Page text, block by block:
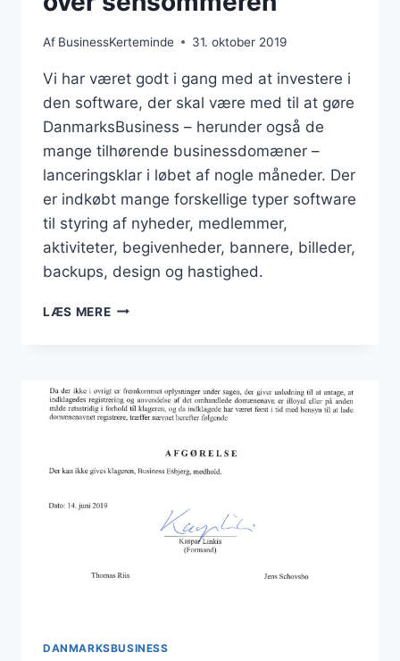
Af BusinessKerteminde 31. oktober 2019
Vi har været godt i gang med at investere i
den software, der skal være med til at gøre
DanmarksBusiness – herunder også de
mange tilhørende businessdomæner –
lanceringsklar i løbet af nogle måneder. Der
er indkøbt mange forskellige typer software
til styring af nyheder, medlemmer,
aktiviteter, begivenheder, bannere, billeder,
backups, design og hastighed.
LÆS MERESTORE
DANMARKSBUSINESS